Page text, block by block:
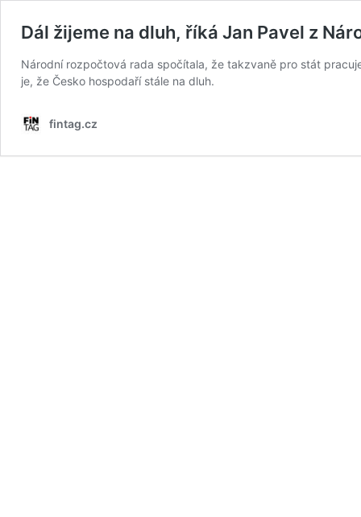
Dál žijeme na dluh, říká Jan Pavel z
Národní rozpočtová rada spočítala, že takzvaně pro stát
je, že Česko hospodaří stále na dluh.
fintag.cz